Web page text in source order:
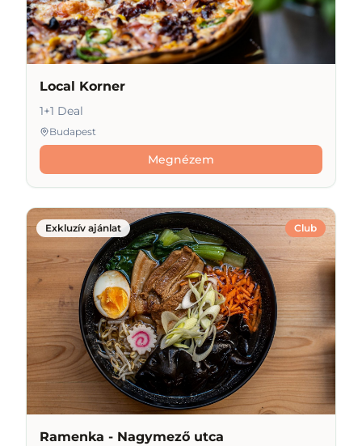
Local Korner
1+1 Deal
Budapest
Megnézem
Club
Exkluzív ajánlat
Ramenka - Nagymező utca